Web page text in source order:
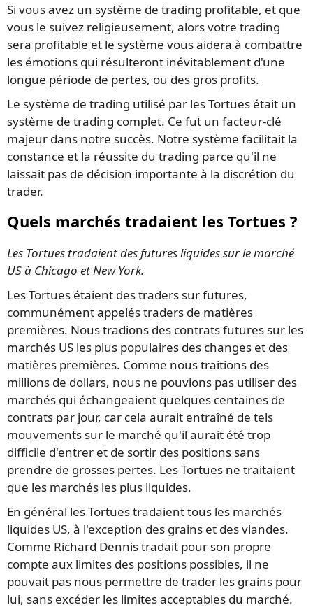
Si vous avez un système de trading profitable, et que
vous le suivez religieusement, alors votre trading
sera profitable et le système vous aidera à combattre
les émotions qui résulteront inévitablement d'une
longue période de pertes, ou des gros profits.
Le système de trading utilisé par les Tortues était un
système de trading complet. Ce fut un facteur-clé
majeur dans notre succès. Notre système facilitait la
constance et la réussite du trading parce qu'il ne
laissait pas de décision importante à la discrétion du
trader.
Quels marchés tradaient les Tortues ?
Les Tortues tradaient des futures liquides sur le marché
US à Chicago et New York.
Les Tortues étaient des traders sur futures,
communément appelés traders de matières
premières. Nous tradions des contrats futures sur les
marchés US les plus populaires des changes et des
matières premières. Comme nous traitions des
millions de dollars, nous ne pouvions pas utiliser des
marchés qui échangeaient quelques centaines de
contrats par jour, car cela aurait entraîné de tels
mouvements sur le marché qu'il aurait été trop
difficile d'entrer et de sortir des positions sans
prendre de grosses pertes. Les Tortues ne traitaient
que les marchés les plus liquides.
En général les Tortues tradaient tous les marchés
liquides US, à l'exception des grains et des viandes.
Comme Richard Dennis tradait pour son propre
compte aux limites des positions possibles, il ne
pouvait pas nous permettre de trader les grains pour
lui, sans excéder les limites acceptables du marché.